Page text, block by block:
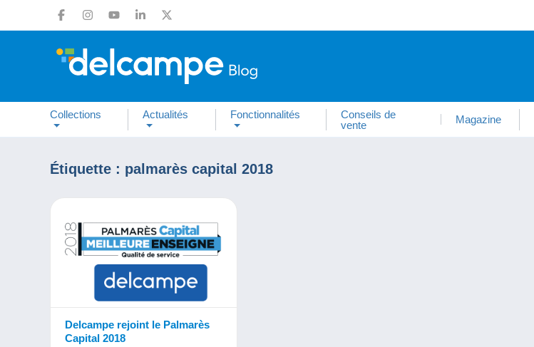
Collections Actualités Fonctionnalités
Conseils de
vente
Magazine
Étiquette : palmarès capital 2018
Delcampe rejoint le Palmarès
Capital 2018